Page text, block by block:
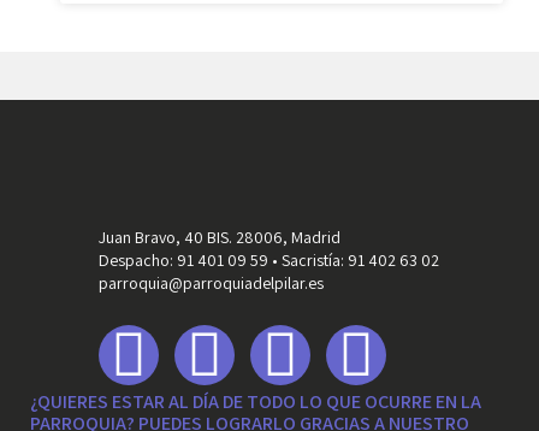
Juan Bravo, 40 BIS. 28006, Madrid
Despacho: 91 401 09 59 • Sacristía: 91 402 63 02
parroquia@parroquiadelpilar.es
¿QUIERES ESTAR AL DÍA DE TODO LO QUE OCURRE EN LA
PARROQUIA? PUEDES LOGRARLO GRACIAS A NUESTRO